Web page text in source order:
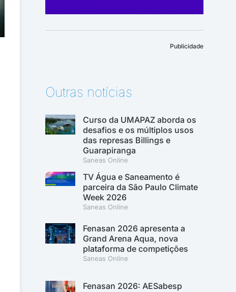
Publicidade
Outras notícias
Curso da UMAPAZ aborda os
desafios e os múltiplos usos
das represas Billings e
Guarapiranga
Saneas Online
TV Água e Saneamento é
parceira da São Paulo Climate
Week 2026
Saneas Online
Fenasan 2026 apresenta a
Grand Arena Aqua, nova
plataforma de competições
Saneas Online
Fenasan 2026: AESabesp